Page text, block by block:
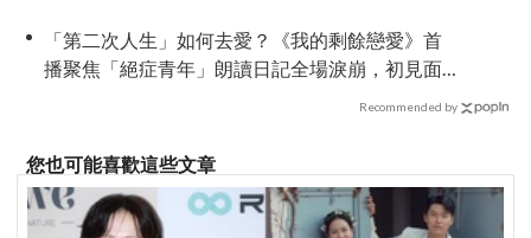
「第二次人生」如何去愛？《我的剩餘戀愛》首
播聚焦「絕症青年」朗讀日記全場淚崩，初見面
Recommended by
您也可能喜歡這些文章